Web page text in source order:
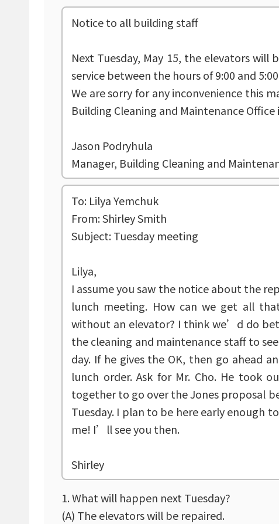
Notice to all building staff
Next Tuesday, May 15, the elevators
service between the hours of 9:00 and
We are sorry for any inconvenience this
Building Cleaning and Maintenance
Jason Podryhula
Manager, Building Cleaning and
To: Lilya Yemchuk
From: Shirley Smith
Subject: Tuesday meeting
Lilya,
I assume you saw the notice about the
lunch meeting. How can we get all
without an elevator? I think we’d do
the cleaning and maintenance staff to
day. If he gives the OK, then go ahead
lunch order. Ask for Mr. Cho. He took
together to go over the Jones proposal
Tuesday. I plan to be here early enough
me! I’ll see you then.
Shirley
1. What will happen next Tuesday?
(A) The elevators will be repaired.